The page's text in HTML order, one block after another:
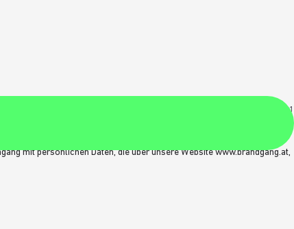
Gültigkeitsdatum: 16.4.2026,
mit persönlichen Daten, die über unsere Website www.brandgang.at,